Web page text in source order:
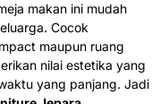
makan ini mudah
Cocok
maupun ruang
nilai estetika yang
yang panjang. Jadi